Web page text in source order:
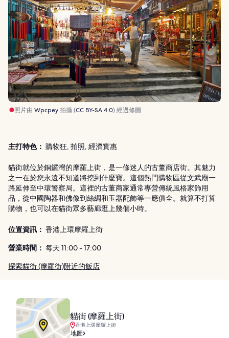
照片由 Wpcpey拍攝 (CC BY-SA 4.0) 經過修圖
主打特色： 購物狂, 拍照, 經濟實惠
貓街就位於銅鑼灣的摩羅上街，是一條迷人的古董商店街。其魅力
之一在於您永遠不知道將挖到什麼寶。這個熱門購物區從文武廟一
路延伸至中環警察局。這裡的古董商家通常專營傳統風格家飾用
品，從中國陶器和佛像到絲綢和玉器配飾等一應俱全。就算不打算
購物，也可以在貓街眾多藝廊逛上幾個小時。
位置資訊： 香港上環摩羅上街
營業時間： 每天 11:00 - 17:00
探索貓街 (摩羅街)附近的飯店
貓街 (摩羅上街)
香港上環摩羅上街
地圖